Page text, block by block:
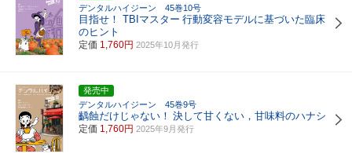
デンタルハイジーン 45巻10号
目指せ！ TBIマスター 行動変容モデルに基づいた臨床
のヒント
定価 1,760円 2025年10月発行
発売中
デンタルハイジーン 45巻9号
齲蝕だけじゃない！ 決して甘くない，甘味料のハナシ
定価 1,760円 2025年9月発行